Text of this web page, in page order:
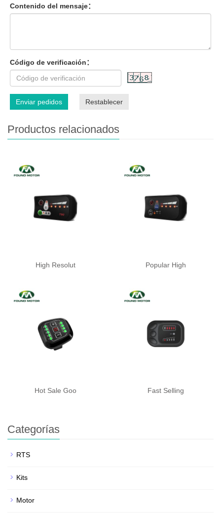
Contenido del mensaje：
Código de verificación：
Enviar pedidos Restablecer
Productos relacionados
High Resolut Popular High
Hot Sale Goo Fast Selling
Categorías
RTS
Kits
Motor